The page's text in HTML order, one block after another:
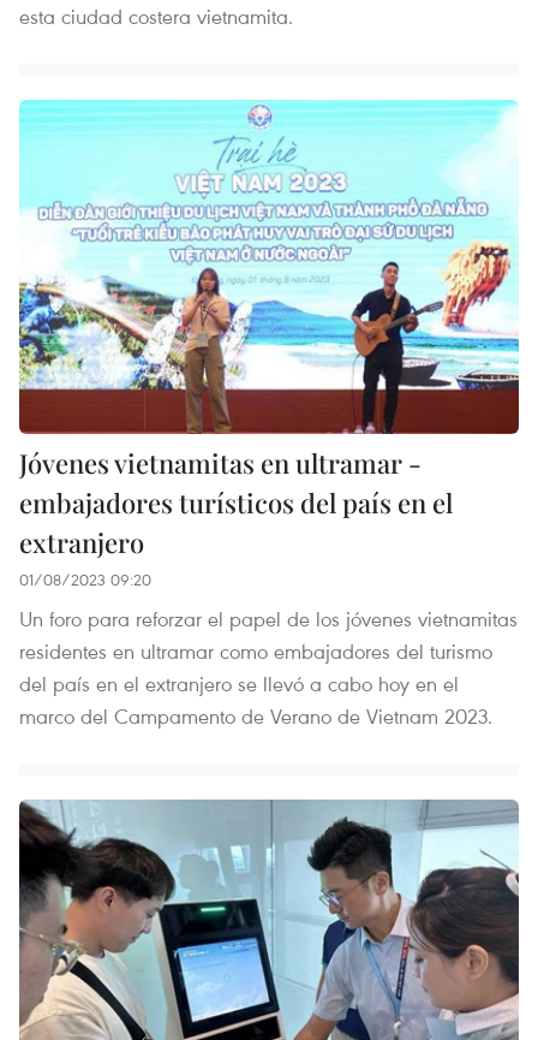
esta ciudad costera vietnamita.
Jóvenes vietnamitas en ultramar -
embajadores turísticos del país en el
extranjero
01/08/2023 09:20
Un foro para reforzar el papel de los jóvenes vietnamitas
residentes en ultramar como embajadores del turismo
del país en el extranjero se llevó a cabo hoy en el
marco del Campamento de Verano de Vietnam 2023.